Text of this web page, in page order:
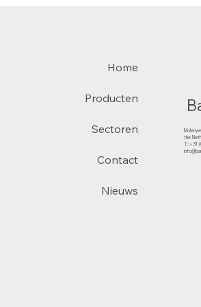
the
T.:+31
Home
Producten
Sectoren
Contact
Nieuws